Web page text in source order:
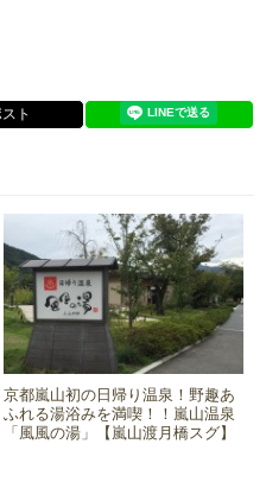
京都嵐山初の日帰り温泉！野趣あ
ふれる湯浴みを満喫！！嵐山温泉
「風風の湯」【嵐山渡月橋スグ】